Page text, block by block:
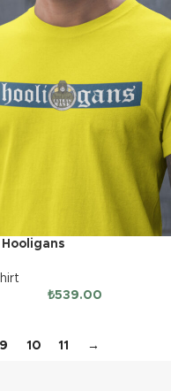
Hooligans
₺539.00
9 10 11 →